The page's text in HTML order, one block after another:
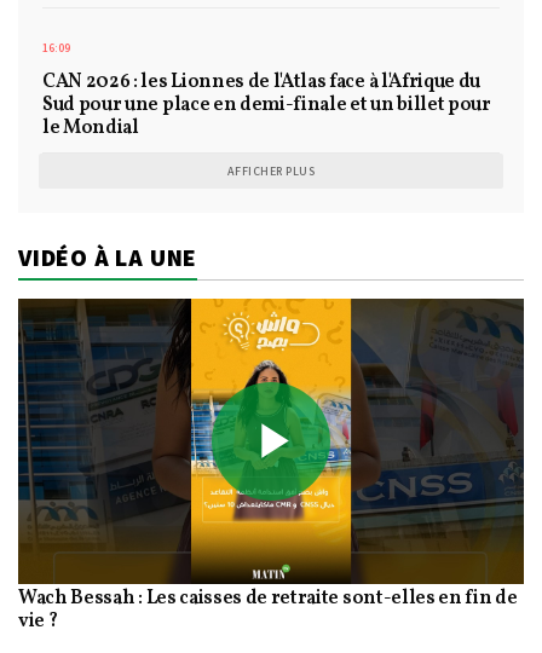
16:09
CAN 2026 : les Lionnes de l'Atlas face à l'Afrique du
Sud pour une place en demi-finale et un billet pour
le Mondial
AFFICHER PLUS
VIDÉO À LA UNE
Play
Video
Wach Bessah : Les caisses de retraite sont-elles en fin de
vie ?